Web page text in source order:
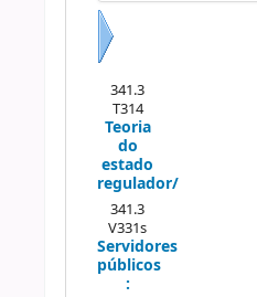
341.3
T314
Teoria
do
estado
regulador/
341.3
V331s
Servidores
públicos
: